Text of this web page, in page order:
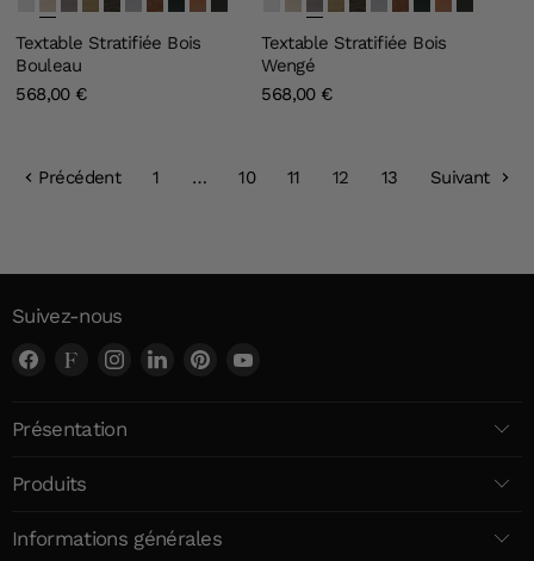
blancbouleau
wenge
chêne clairchêne foncégris métalloupe foncée
noirormepalissandre
Textable Stratifiée Bois
Bouleau
568,00 €
blancbouleau
wenge
chêne clairchêne foncégris métalloupe foncée
noirorme
Textable Stratifiée Bois
Wengé
568,00 €
Précédent 1 … 10 11 12 13 Suivant
Suivez-nous
Trouvez-
Facebook
Trouvez-
Faire
Trouvez-Trouvez-Trouvez-
Présentation
Produits
Informations générales